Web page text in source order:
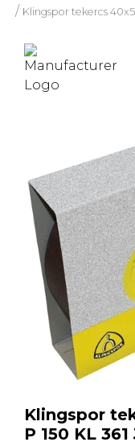
Klingspor tekercs
/
Klingspor
P 150 KL 361